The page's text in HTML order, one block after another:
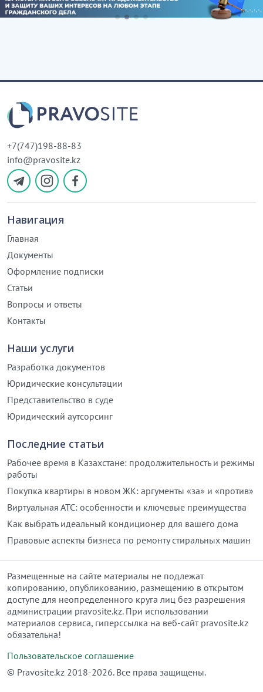
+7(747)198-88-83
info@pravosite.kz
Навигация
Главная
Документы
Оформление подписки
Статьи
Вопросы и ответы
Контакты
Наши услуги
Разработка документов
Юридические консультации
Представительство в суде
Юридический аутсорсинг
Последние статьи
Рабочее время в Казахстане: продолжительность и режимы
работы
Покупка квартиры в новом ЖК: аргументы «за» и «против»
Виртуальная АТС: особенности и ключевые преимущества
Как выбрать идеальный кондиционер для вашего дома
Правовые аспекты бизнеса по ремонту стиральных машин
Размещенные на сайте материалы не подлежат
копированию, опубликованию, размещению в открытом
доступе для неопределенного круга лиц без разрешения
администрации pravosite.kz. При использовании
материалов сервиса, гиперссылка на веб-сайт pravosite.kz
обязательна!
Пользовательское соглашение
© Рravosite.kz 2018-2026. Все права защищены.